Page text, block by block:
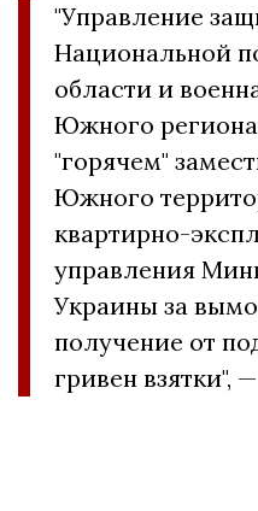
"Управление
Национальной
области и
Южного
"горячем"
Южного
квартирно-
управления
Украины за
получение от
гривен взятки",